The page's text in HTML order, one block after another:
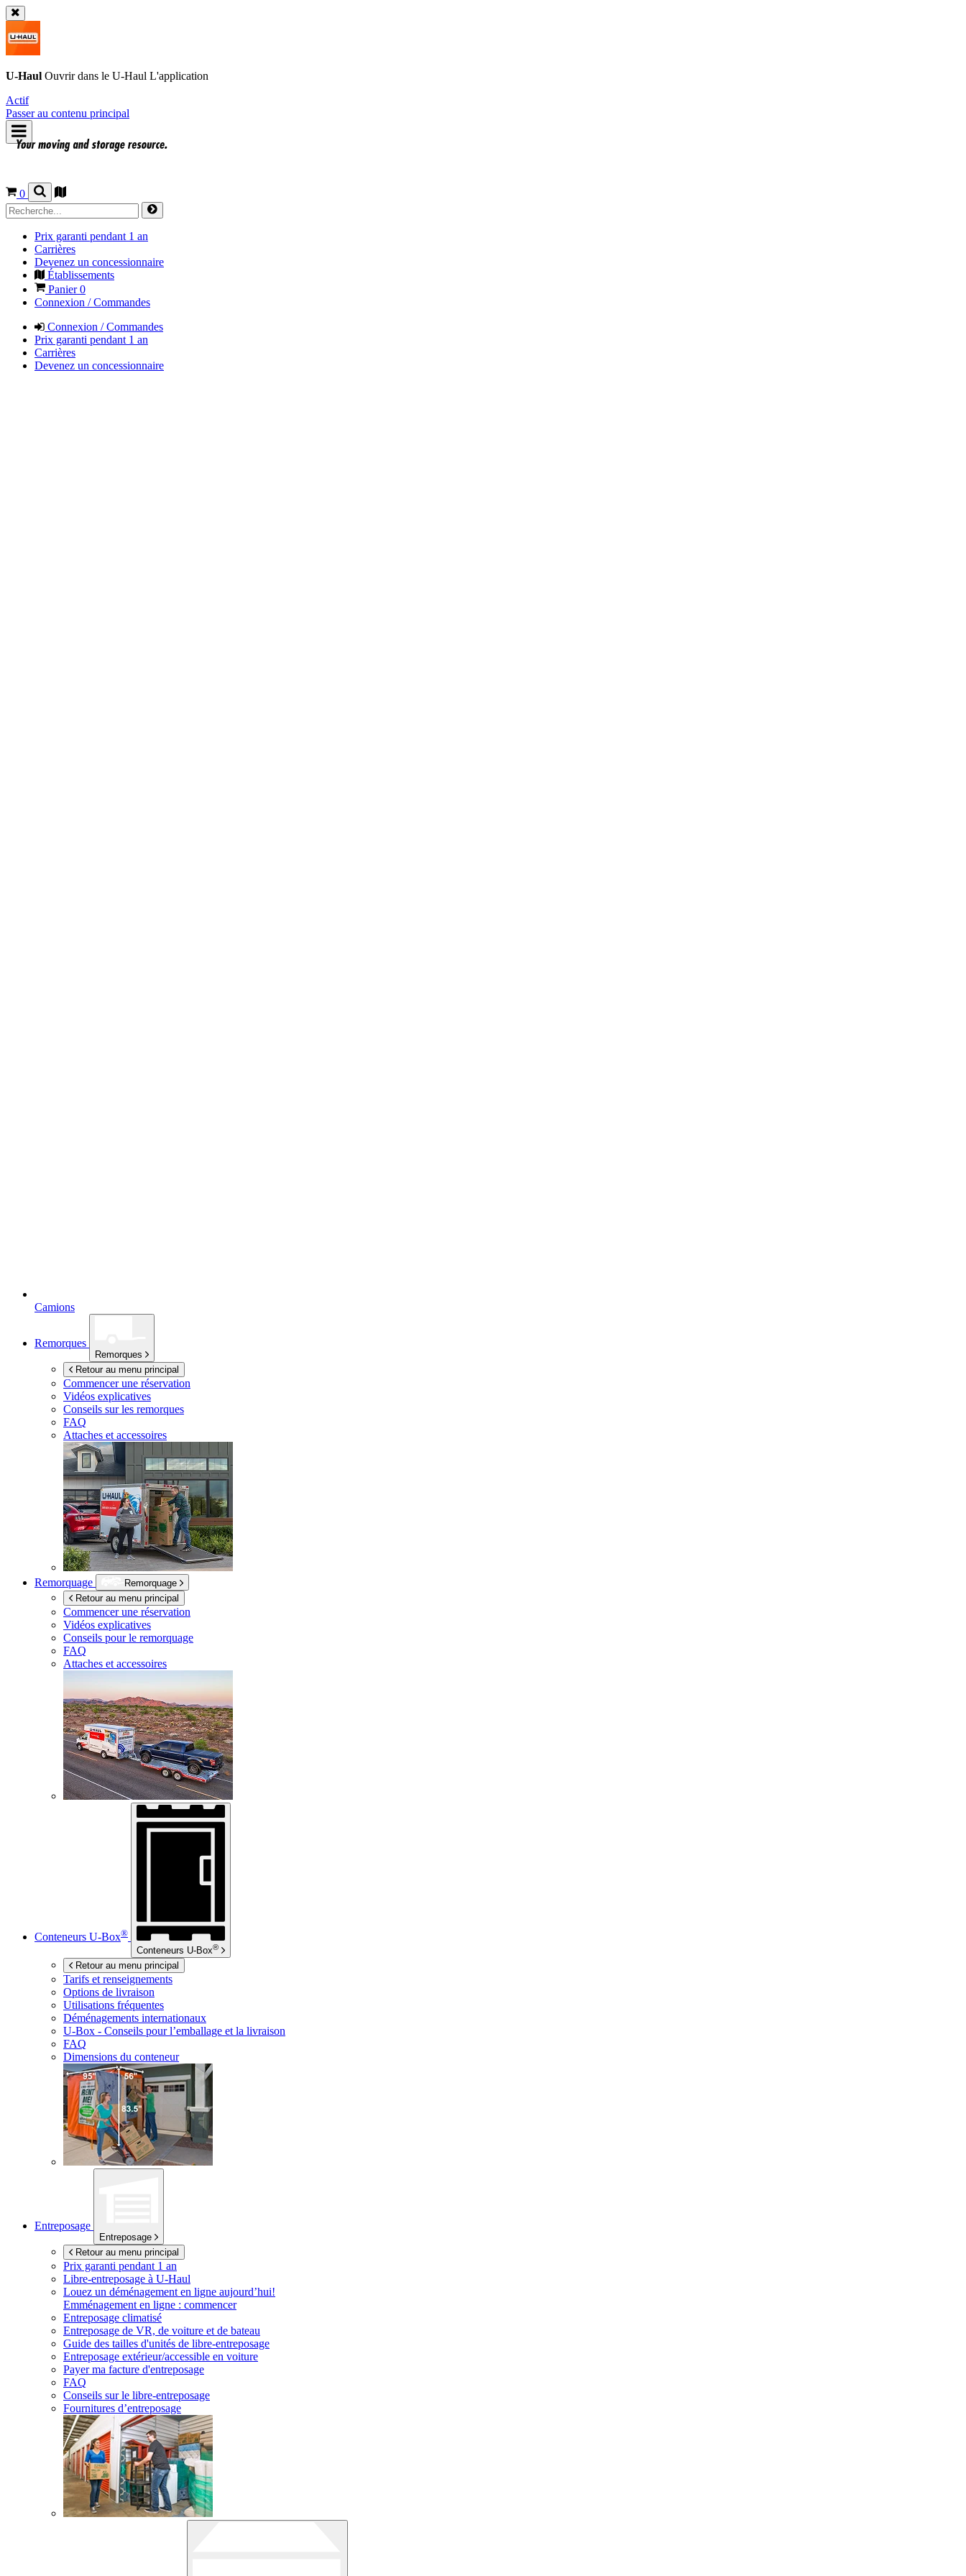
U-Haul Ouvrir dans le U-Haul L'application
Actif
Passer au contenu principal
0
Prix garanti pendant 1 an
Carrières
Devenez un concessionnaire
Établissements
Panier0
Connexion / Commandes
Connexion / Commandes
Prix garanti pendant 1 an
Carrières
Devenez un concessionnaire
Camions
Remorques
Remorques
Retour au menu principal
Commencer une réservation
Vidéos explicatives
Conseils sur les remorques
FAQ
Attaches et accessoires
Remorquage
Remorquage
Retour au menu principal
Commencer une réservation
Vidéos explicatives
Conseils pour le remorquage
FAQ
Attaches et accessoires
Conteneurs U-Box®
Conteneurs U-Box®
Retour au menu principal
Tarifs et renseignements
Options de livraison
Utilisations fréquentes
Déménagements internationaux
U-Box - Conseils pour l’emballage et la livraison
FAQ
Dimensions du conteneur
Entreposage
Entreposage
Retour au menu principal
Prix garanti pendant 1 an
Libre-entreposage à U-Haul
Louez un déménagement en ligne aujourd’hui!
Emménagement en ligne : commencer
Entreposage climatisé
Entreposage de VR, de voiture et de bateau
Guide des tailles d'unités de libre-entreposage
Entreposage extérieur/accessible en voiture
Payer ma facture d'entreposage
FAQ
Conseils sur le libre-entreposage
Fournitures d’entreposage